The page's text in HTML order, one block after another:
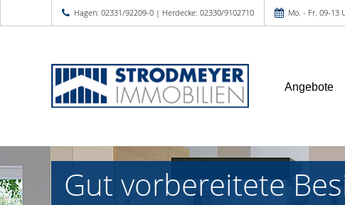
Hagen: 02331/92209-0 | Herdecke: 02330/9102710 Mo. - Fr. 09-13
Angebote
Gut vorbereitete